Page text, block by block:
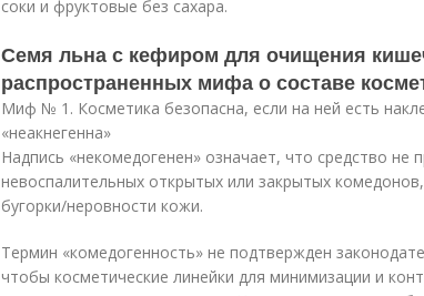
соки и фруктовые без сахара.
Семя льна с кефиром для очищения
распространенных мифа о составе
Миф № 1. Косметика безопасна, если на ней есть
«неакнегенна»
Надпись «некомедогенен» означает, что средство не
невоспалительных открытых или закрытых
бугорки/неровности кожи.
Термин «комедогенность» не подтвержден
чтобы косметические линейки для минимизации и